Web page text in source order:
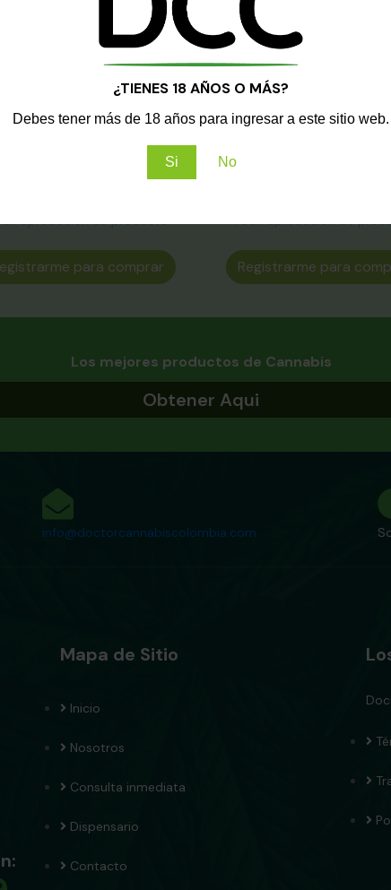
¿TIENES 18 AÑOS O MÁS?
Debes tener más de 18 años para ingresar a este sitio web.
Si No
promocionales
y dolor (12×10)
variation-price{
aprobación de producto
para comprar
Paquetes
Paquete Bienestar y
.woocommerce-
Pedir aprobación de
Registrarme para
Los mejores productos de Cannabis
Obtener Aqui
info@doctorcannabiscolombia.com
Mapa de Sitio
Inicio
Nosotros
Consulta inmediata
Dispensario
Contacto